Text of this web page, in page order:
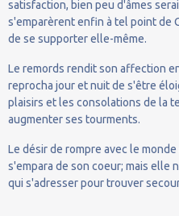
satisfaction, bien peu d'âmes
s'emparèrent enfin à tel point de
de se supporter elle-même.
Le remords rendit son affection
reprocha jour et nuit de s'être
plaisirs et les consolations de la
augmenter ses tourments.
Le désir de rompre avec le
s'empara de son coeur; mais elle
qui s'adresser pour trouver